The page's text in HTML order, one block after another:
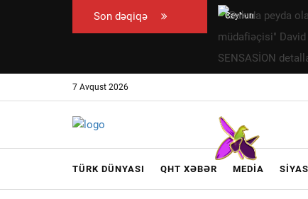
Son dəqiqə
başlayıb
Bakıda
peyda olan
"beynəlxalq
müdafiəçisi"
David
Seliverstov
kimdir? –
7 Avqust 2026
TÜRK DÜNYASI QHT XƏBƏR MEDIA